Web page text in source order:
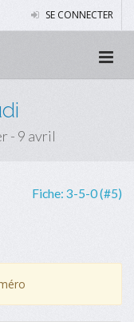
SE CONNECTER
- 9 avril
Fiche: 3-5-0 (#5)